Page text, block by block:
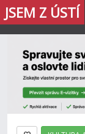
JSEM Z ÚSTÍ